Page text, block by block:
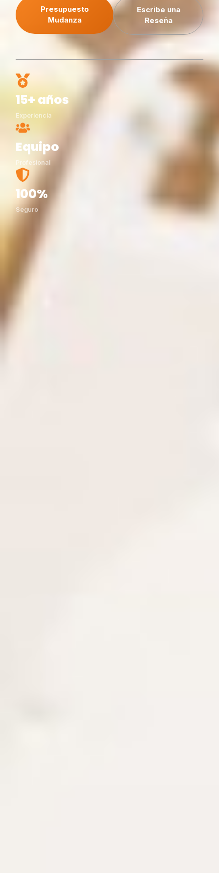
Presupuesto
Mudanza
Escribe una
Reseña
15+ años
Experiencia
Equipo
Profesional
100%
Seguro